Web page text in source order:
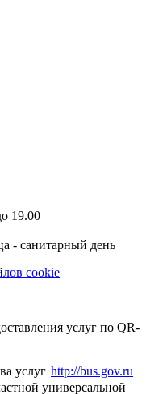
19.00
- санитарный день
cookie
услуг по QR-
http://bus.gov.ru
универсальной